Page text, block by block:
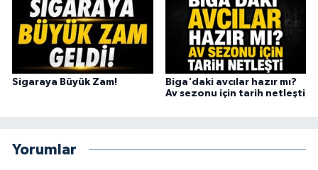
Sigaraya Büyük Zam!
Biga'daki avcılar hazır mı?
Av sezonu için tarih netleşti
Yorumlar